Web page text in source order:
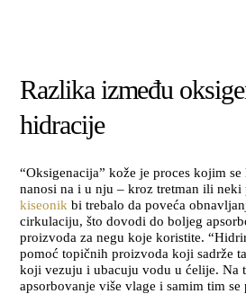
Razlika između
hidracije
“Oksigenacija” kože je proces kojim
nanosi na i u nju – kroz tretman ili neki
kiseonik bi trebalo da poveća
cirkulaciju, što dovodi do boljeg
proizvoda za negu koje koristite.
pomoć topičnih proizvoda koji sadrže
koji vezuju i ubacuju vodu u ćelije. Na
apsorbovanje više vlage i samim tim